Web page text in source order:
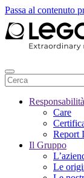
Passa al contenuto
Responsabilità
Care
Report
Il Gruppo
Le